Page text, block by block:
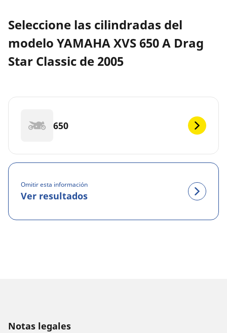
Seleccione las cilindradas del
modelo YAMAHA XVS 650 A Drag
Star Classic de 2005
650
Omitir esta información
Ver resultados
Notas legales